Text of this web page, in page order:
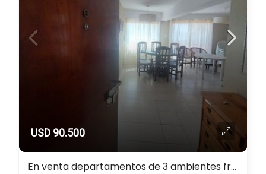
USD 90.500
En venta departamentos de 3 ambientes frente al mar en Zona Centro, Villa Gesell